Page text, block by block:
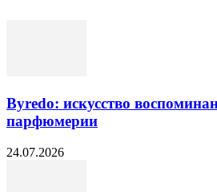
Byredo: искусство
парфюмерии
24.07.2026